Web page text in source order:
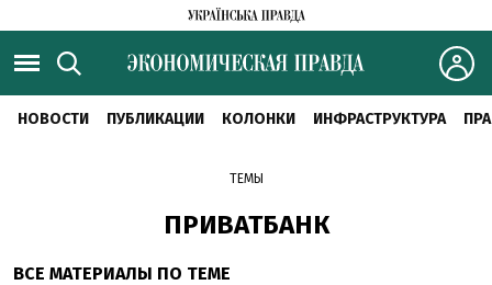
НОВОСТИ ПУБЛИКАЦИИ КОЛОНКИ ИНФРАСТРУКТУРА
ТЕМЫ
ПРИВАТБАНК
ВСЕ МАТЕРИАЛЫ ПО ТЕМЕ